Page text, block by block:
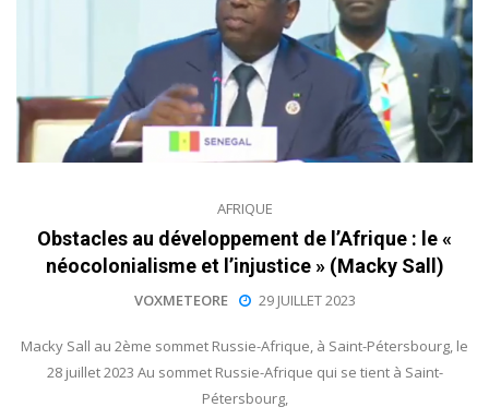
AFRIQUE
Obstacles au développement de l’Afrique : le «
néocolonialisme et l’injustice » (Macky Sall)
VOXMETEORE 29 JUILLET 2023
Macky Sall au 2ème sommet Russie-Afrique, à Saint-Pétersbourg, le
28 juillet 2023 Au sommet Russie-Afrique qui se tient à Saint-
Pétersbourg,